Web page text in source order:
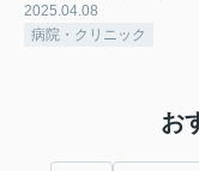
2025.04.08
病院・クリニック
お